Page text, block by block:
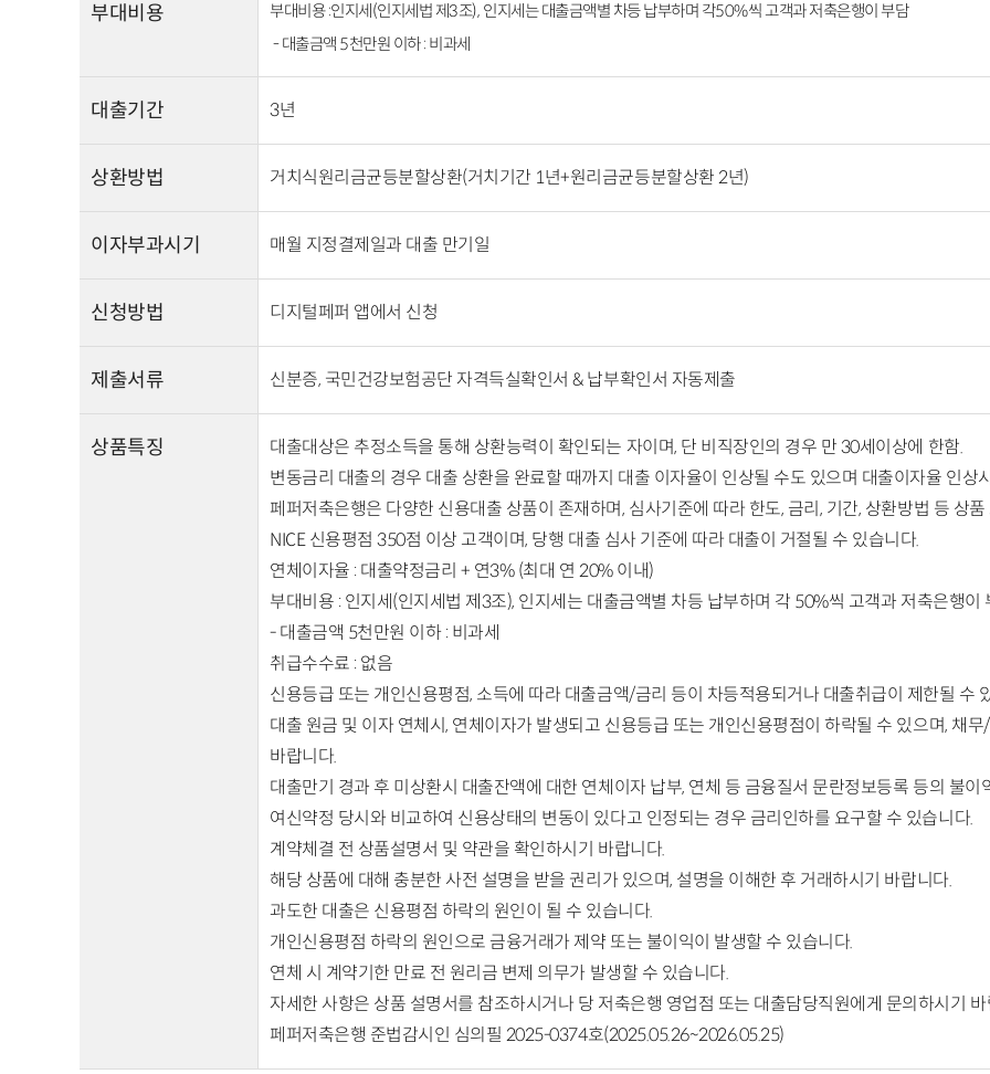
부대비용 부대비용:인지세 (인지세법 제3조), 인지세는 대출금액별 차등 납부하며 각50%씩 고객과 저축은행이 부담
-대출금액 5천만원 이하: 비과세
대출기간 3년
상환방법 거치식원리금균등분할상환(거치기간 1년+원리금균등분할상환 2년)
이자부과시기 매월 지정결제일과 대출 만기일
신청방법 디지털페퍼 앱에서 신청
제출서류 신분증, 국민건강보험공단 자격득실확인서 & 납부확인서 자동제출
상품특징
대출대상은 추정소득을 통해 상환능력이 확인되는 자이며, 단 비직장인의 경우 만 30세이상에 한함.
변동금리 대출의 경우 대출 상환을 완료할 때까지 대출 이자율이 인상될 수도 있으며 대출이자율 인상
페퍼저축은행은 다양한 신용대출 상품이 존재하며, 심사기준에 따라 한도, 금리, 기간, 상환방법 등 상
NICE 신용평점 350점 이상 고객이며, 당행 대출 심사 기준에 따라 대출이 거절될 수 있습니다.
연체이자율 : 대출약정금리 + 연3% (최대 연 20% 이내)
부대비용 : 인지세(인지세법 제3조), 인지세는 대출금액별 차등 납부하며 각 50%씩 고객과 저축은행이
- 대출금액 5천만원 이하 : 비과세
취급수수료 : 없음
신용등급 또는 개인신용평점, 소득에 따라 대출금액/금리 등이 차등적용되거나 대출취급이 제한될 수
대출 원금 및 이자 연체시, 연체이자가 발생되고 신용등급 또는 개인신용평점이 하락될 수 있으며, 채
바랍니다.
대출만기 경과 후 미상환시 대출잔액에 대한 연체이자 납부, 연체 등 금융질서 문란정보등록 등의 불이
여신약정 당시와 비교하여 신용상태의 변동이 있다고 인정되는 경우 금리인하를 요구할 수 있습니다.
계약체결 전 상품설명서 및 약관을 확인하시기 바랍니다.
해당 상품에 대해 충분한 사전 설명을 받을 권리가 있으며, 설명을 이해한 후 거래하시기 바랍니다.
과도한 대출은 신용평점 하락의 원인이 될 수 있습니다.
개인신용평점 하락의 원인으로 금융거래가 제약 또는 불이익이 발생할 수 있습니다.
연체 시 계약기한 만료 전 원리금 변제 의무가 발생할 수 있습니다.
자세한 사항은 상품 설명서를 참조하시거나 당 저축은행 영업점 또는 대출담당직원에게 문의하시기 바
페퍼저축은행 준법감시인 심의필 2025-0374호(2025.05.26~2026.05.25)